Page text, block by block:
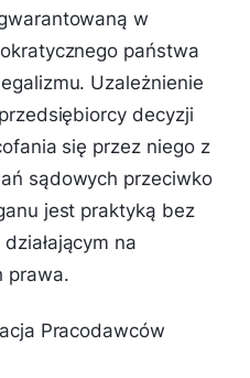
w
państwa
Uzależnienie
decyzji
się przez niego z
sądowych przeciwko
jest praktyką bez
na
prawa.
Pracodawców